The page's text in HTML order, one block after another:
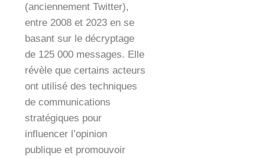
(anciennement Twitter),
entre 2008 et 2023 en se
basant sur le décryptage
de 125 000 messages. Elle
révèle que certains acteurs
ont utilisé des techniques
de communications
stratégiques pour
influencer l’opinion
publique et promouvoir